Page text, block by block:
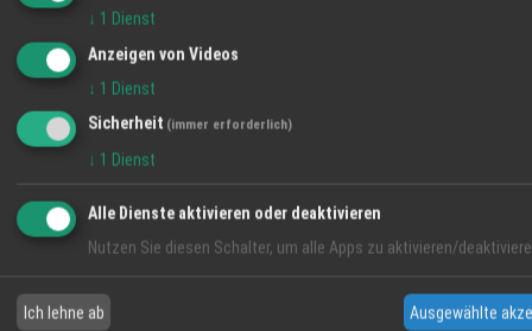
MO
36° / 22°
↓ 1 Dienst
Anzeigen von Videos
↓ 1 Dienst
Sicherheit (immer erforderlich)
↓ 1 Dienst
Alle Dienste aktivieren oder deaktivieren
Nutzen Sie diesen Schalter, um alle Apps zu aktivieren/
Ich lehne ab Ausgewählte